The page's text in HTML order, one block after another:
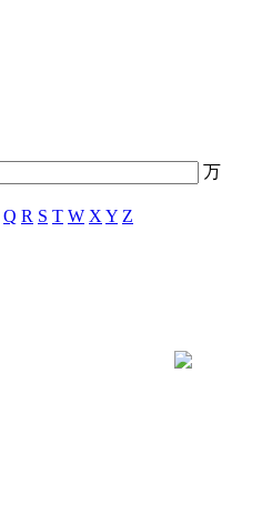
万
Q R S T W X Y Z